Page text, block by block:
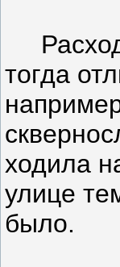
тогда
ходила
улице
было.